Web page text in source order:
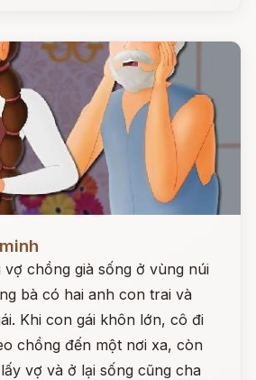
vợ chồng già sống ở vùng núi
bà có hai anh con trai và
Khi con gái khôn lớn, cô đi
chồng đến một nơi xa, còn
vợ và ở lại sống cũng cha